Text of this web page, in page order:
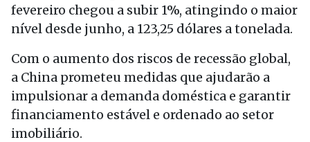
fevereiro chegou a subir 1%, atingindo o maior
nível desde junho, a 123,25 dólares a tonelada.
Com o aumento dos riscos de recessão global,
a China prometeu medidas que ajudarão a
impulsionar a demanda doméstica e garantir
financiamento estável e ordenado ao setor
imobiliário.